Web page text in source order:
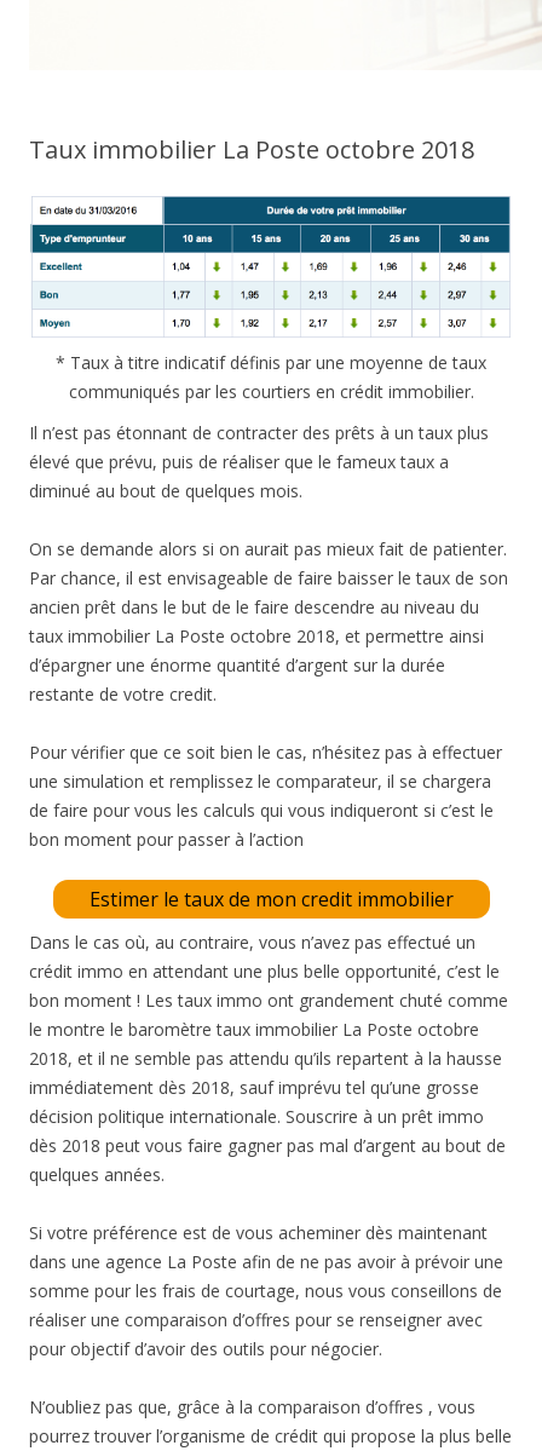
Taux immobilier La Poste octobre 2018
* Taux à titre indicatif définis par une moyenne de taux
communiqués par les courtiers en crédit immobilier.
Il n’est pas étonnant de contracter des prêts à un taux plus
élevé que prévu, puis de réaliser que le fameux taux a
diminué au bout de quelques mois.
On se demande alors si on aurait pas mieux fait de patienter.
Par chance, il est envisageable de faire baisser le taux de son
ancien prêt dans le but de le faire descendre au niveau du
taux immobilier La Poste octobre 2018, et permettre ainsi
d’épargner une énorme quantité d’argent sur la durée
restante de votre credit.
Pour vérifier que ce soit bien le cas, n’hésitez pas à effectuer
une simulation et remplissez le comparateur, il se chargera
de faire pour vous les calculs qui vous indiqueront si c’est le
bon moment pour passer à l’action
Estimer le taux de mon credit immobilier
Dans le cas où, au contraire, vous n’avez pas effectué un
crédit immo en attendant une plus belle opportunité, c’est le
bon moment ! Les taux immo ont grandement chuté comme
le montre le baromètre taux immobilier La Poste octobre
2018, et il ne semble pas attendu qu’ils repartent à la hausse
immédiatement dès 2018, sauf imprévu tel qu’une grosse
décision politique internationale. Souscrire à un prêt immo
dès 2018 peut vous faire gagner pas mal d’argent au bout de
quelques années.
Si votre préférence est de vous acheminer dès maintenant
dans une agence La Poste afin de ne pas avoir à prévoir une
somme pour les frais de courtage, nous vous conseillons de
réaliser une comparaison d’offres pour se renseigner avec
pour objectif d’avoir des outils pour négocier.
N’oubliez pas que, grâce à la comparaison d’offres , vous
pourrez trouver l’organisme de crédit qui propose la plus belle